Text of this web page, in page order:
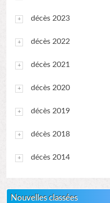
décès 2023
décès 2022
décès 2021
décès 2020
décès 2019
décès 2018
décès 2014
Nouvelles classées